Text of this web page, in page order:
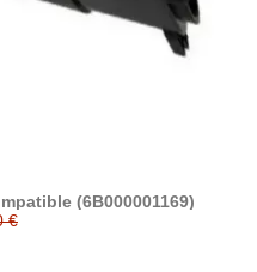
(6B000001169)
€